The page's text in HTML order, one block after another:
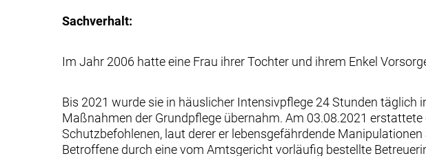
Sachverhalt:
Im Jahr 2006 hatte eine Frau ihrer Tochter und ihrem Enkel
Bis 2021 wurde sie in häuslicher Intensivpflege 24 Stunden täglich
Maßnahmen der Grundpflege übernahm. Am 03.08.2021
Schutzbefohlenen, laut derer er lebensgefährdende
Betroffene durch eine vom Amtsgericht vorläufig bestellte